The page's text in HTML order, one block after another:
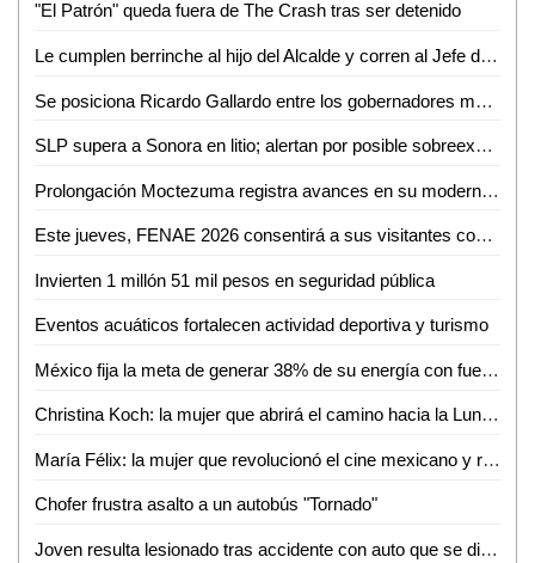
"El Patrón" queda fuera de The Crash tras ser detenido
Le cumplen berrinche al hijo del Alcalde y corren al Jefe de la GCE
Se posiciona Ricardo Gallardo entre los gobernadores mejor evaluados del país
SLP supera a Sonora en litio; alertan por posible sobreexplotación
Prolongación Moctezuma registra avances en su modernización
Este jueves, FENAE 2026 consentirá a sus visitantes con enchiladas y bebidas gratis
Invierten 1 millón 51 mil pesos en seguridad pública
Eventos acuáticos fortalecen actividad deportiva y turismo
México fija la meta de generar 38% de su energía con fuentes renovables: SENER
Christina Koch: la mujer que abrirá el camino hacia la Luna con Artemis II
María Félix: la mujer que revolucionó el cine mexicano y redefinió el papel femenino en la pantalla
Chofer frustra asalto a un autobús "Tornado"
Joven resulta lesionado tras accidente con auto que se dio a la fuga en Valles